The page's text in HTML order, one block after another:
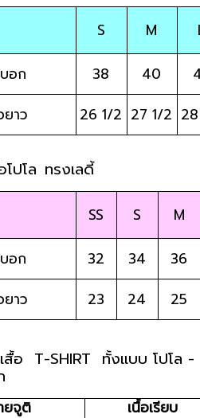
S M
อก 38 40
ยาว
26 1/2 27 1/2
ปโล ทรงเลดี้
SS S M
อก 32 34 36
ยาว
23 24 25
อ  T-SHIRT  ทั้งแบบ โปโล
ยจูติ
เนื้อเรียบ